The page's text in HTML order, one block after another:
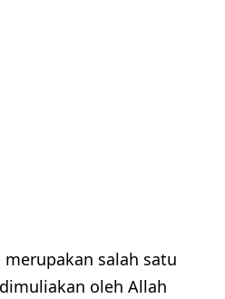
merupakan salah satu
oleh Allah